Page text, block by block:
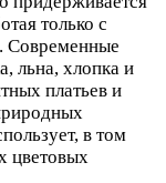
только с
Современные
льна, хлопка и
платьев и
в том
цветовых